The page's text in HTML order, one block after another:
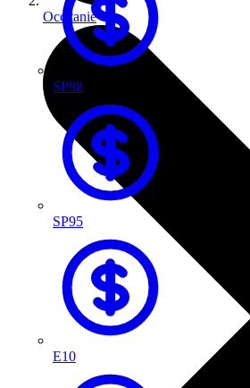
SP98
SP95
E10
Occitanie